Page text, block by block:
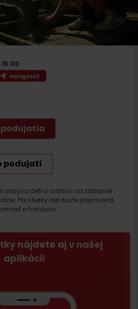
pozýva deti a rodičov na zábavné
Pre všetky deti bude pripravená
a tombola.
nájdete aj v našej
aplikácii
navigovať
podujatí